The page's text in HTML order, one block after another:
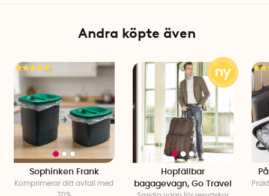
Andra köpte även
Sophinken Frank
Komprimerar ditt avfall med
Hopfällbar
bagagevagn, Go Travel